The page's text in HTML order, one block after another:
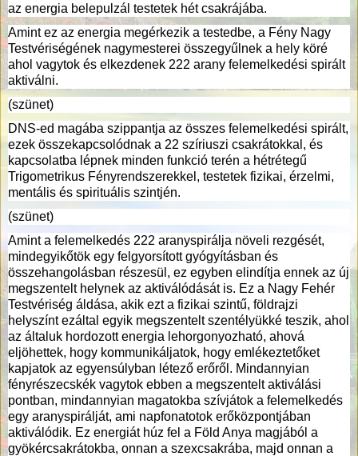
az energia belepulzál testetek hét csakrájába.
Amint ez az energia megérkezik a testedbe, a Fény Nagy
Testvériségének nagymesterei összegyűlnek a hely köré
ahol vagytok és elkezdenek 222 arany felemelkedési spirált
aktiválni.
(szünet)
DNS-ed magába szippantja az összes felemelkedési spirált,
ezek összekapcsolódnak a 22 szíriuszi csakrátokkal, és
kapcsolatba lépnek minden funkció terén a hétrétegű
Trigometrikus Fényrendszerekkel, testetek fizikai, érzelmi,
mentális és spirituális szintjén.
(szünet)
Amint a felemelkedés 222 aranyspirálja növeli rezgését,
mindegyikőtök egy felgyorsított gyógyításban és
összehangolásban részesül, ez egyben elindítja ennek az új
megszentelt helynek az aktiválódását is. Ez a Nagy Fehér
Testvériség áldása, akik ezt a fizikai szintű, földrajzi
helyszínt ezáltal egyik megszentelt szentélyükké teszik, ahol
az általuk hordozott energia lehorgonyozható, ahová
eljöhettek, hogy kommunikáljatok, hogy emlékeztetőket
kapjatok az egyensúlyban létező erőről. Mindannyian
fényrészecskék vagytok ebben a megszentelt aktiválási
pontban, mindannyian magatokba szívjátok a felemelkedés
egy aranyspirálját, ami napfonatotok erőközpontjában
aktiválódik. Ez energiát húz fel a Föld Anya magjából a
gyökércsakrátokba, onnan a szexcsakrába, majd onnan a